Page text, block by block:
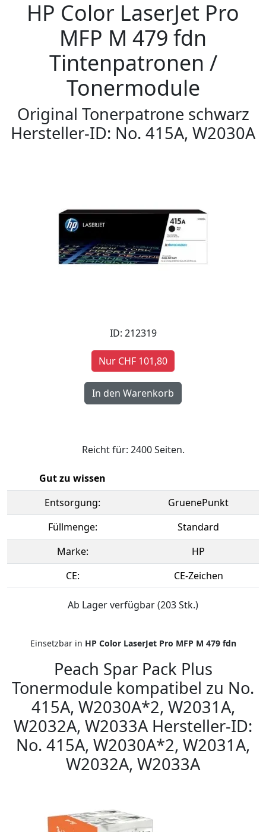
HP Color LaserJet Pro
MFP M 479 fdn
Tintenpatronen /
Tonermodule
Original Tonerpatrone schwarz
Hersteller-ID: No. 415A, W2030A
ID: 212319
Nur CHF 101,80
Reicht für: 2400 Seiten.
Gut zu wissen
Entsorgung:
GruenePunkt
Füllmenge:
Standard
Marke:
HP
CE:
CE-Zeichen
Ab Lager verfügbar (203 Stk.)
Einsetzbar in HP Color LaserJet Pro MFP M 479 fdn
Peach Spar Pack Plus
Tonermodule kompatibel zu No.
415A, W2030A*2, W2031A,
W2032A, W2033A Hersteller-ID:
No. 415A, W2030A*2, W2031A,
W2032A, W2033A